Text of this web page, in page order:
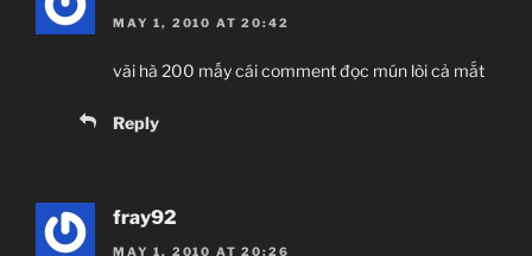
MAY 1, 2010 AT 20:42
vãi hà 200 mấy cái comment đọc mún lòi cả mắt
Reply
fray92
MAY 1, 2010 AT 20:26